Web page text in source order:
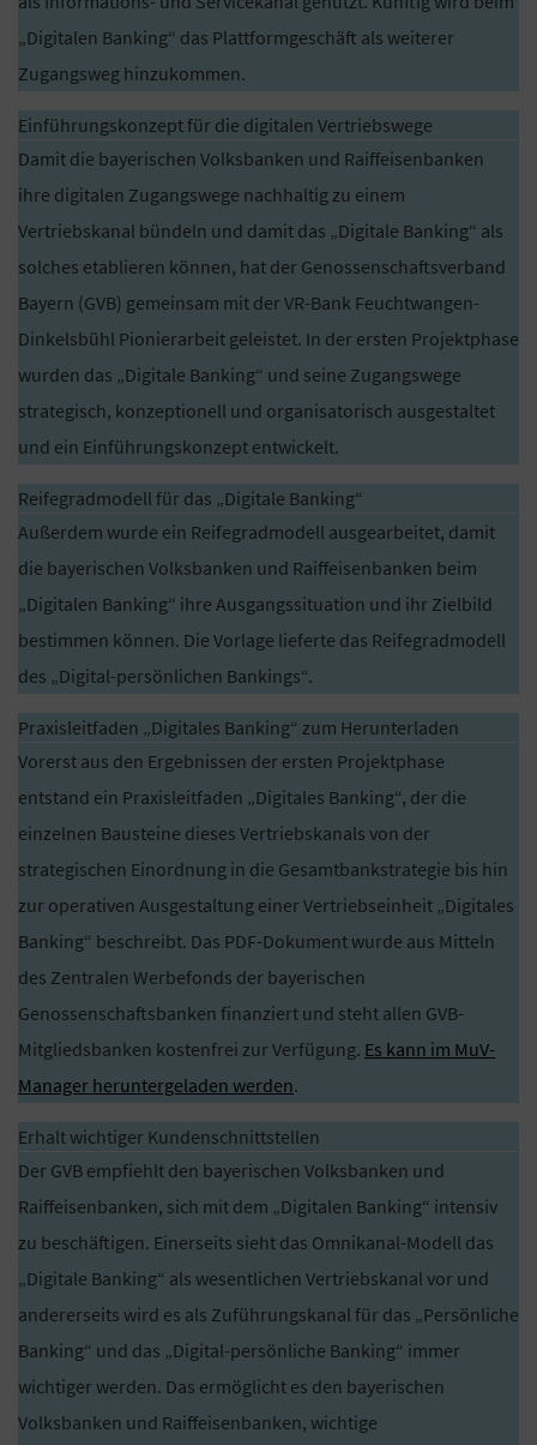
„Digitalen Banking“ das Plattformgeschäft als weiterer
Zugangsweg hinzukommen.
Einführungskonzept für die digitalen Vertriebswege
Damit die bayerischen Volksbanken und Raiffeisenbanken
ihre digitalen Zugangswege nachhaltig zu einem
Vertriebskanal bündeln und damit das „Digitale Banking“ als
solches etablieren können, hat der Genossenschaftsverband
Bayern (GVB) gemeinsam mit der VR-Bank Feuchtwangen-
Dinkelsbühl Pionierarbeit geleistet. In der ersten Projektphase
wurden das „Digitale Banking“ und seine Zugangswege
strategisch, konzeptionell und organisatorisch ausgestaltet
und ein Einführungskonzept entwickelt.
Reifegradmodell für das „Digitale Banking“
Außerdem wurde ein Reifegradmodell ausgearbeitet, damit
die bayerischen Volksbanken und Raiffeisenbanken beim
„Digitalen Banking“ ihre Ausgangssituation und ihr Zielbild
bestimmen können. Die Vorlage lieferte das Reifegradmodell
des „Digital-persönlichen Bankings“.
Praxisleitfaden „Digitales Banking“ zum Herunterladen
Vorerst aus den Ergebnissen der ersten Projektphase
entstand ein Praxisleitfaden „Digitales Banking“, der die
einzelnen Bausteine dieses Vertriebskanals von der
strategischen Einordnung in die Gesamtbankstrategie bis hin
zur operativen Ausgestaltung einer Vertriebseinheit „Digitales
Banking“ beschreibt. Das PDF-Dokument wurde aus Mitteln
des Zentralen Werbefonds der bayerischen
Genossenschaftsbanken finanziert und steht allen GVB-
Mitgliedsbanken kostenfrei zur Verfügung. Es kann im MuV-
Manager heruntergeladen werden.
Erhalt wichtiger Kundenschnittstellen
Der GVB empfiehlt den bayerischen Volksbanken und
Raiffeisenbanken, sich mit dem „Digitalen Banking“ intensiv
zu beschäftigen. Einerseits sieht das Omnikanal-Modell das
„Digitale Banking“ als wesentlichen Vertriebskanal vor und
andererseits wird es als Zuführungskanal für das „Persönliche
Banking“ und das „Digital-persönliche Banking“ immer
wichtiger werden. Das ermöglicht es den bayerischen
Volksbanken und Raiffeisenbanken, wichtige